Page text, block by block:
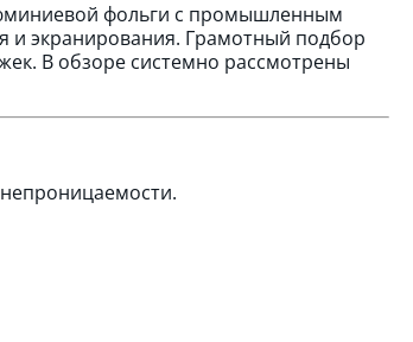
фольги с промышленным
и экранирования. Грамотный подбор
В обзоре системно рассмотрены